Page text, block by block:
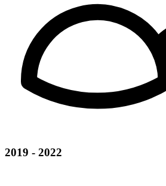
2019 - 2022